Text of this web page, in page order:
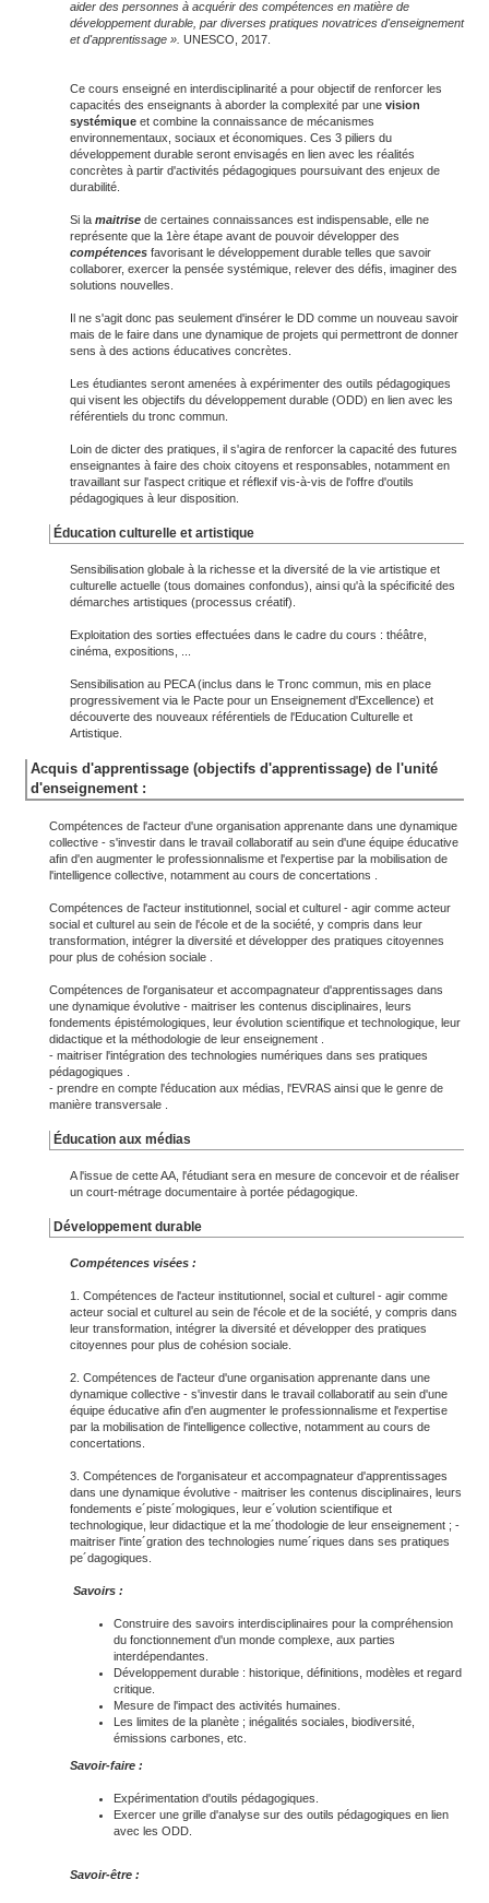
aider des personnes à acquérir des compétences en matière de
développement durable, par diverses pratiques novatrices d'enseignement
et d'apprentissage ». UNESCO, 2017.
Ce cours enseigné en interdisciplinarité a pour objectif de renforcer les
capacités des enseignants à aborder la complexité par une vision
systémique et combine la connaissance de mécanismes
environnementaux, sociaux et économiques. Ces 3 piliers du
développement durable seront envisagés en lien avec les réalités
concrètes à partir d'activités pédagogiques poursuivant des enjeux de
durabilité.
Si la maitrise de certaines connaissances est indispensable, elle ne
représente que la 1ère étape avant de pouvoir développer des
compétences favorisant le développement durable telles que savoir
collaborer, exercer la pensée systémique, relever des défis, imaginer des
solutions nouvelles.
Il ne s'agit donc pas seulement d'insérer le DD comme un nouveau savoir
mais de le faire dans une dynamique de projets qui permettront de donner
sens à des actions éducatives concrètes.
Les étudiantes seront amenées à expérimenter des outils pédagogiques
qui visent les objectifs du développement durable (ODD) en lien avec les
référentiels du tronc commun.
Loin de dicter des pratiques, il s'agira de renforcer la capacité des futures
enseignantes à faire des choix citoyens et responsables, notamment en
travaillant sur l'aspect critique et réflexif vis-à-vis de l'offre d'outils
pédagogiques à leur disposition.
Éducation culturelle et artistique
Sensibilisation globale à la richesse et la diversité de la vie artistique et
culturelle actuelle (tous domaines confondus), ainsi qu'à la spécificité des
démarches artistiques (processus créatif).
Exploitation des sorties effectuées dans le cadre du cours : théâtre,
cinéma, expositions, ...
Sensibilisation au PECA (inclus dans le Tronc commun, mis en place
progressivement via le Pacte pour un Enseignement d'Excellence) et
découverte des nouveaux référentiels de l'Education Culturelle et
Artistique.
Acquis d'apprentissage (objectifs d'apprentissage) de l'unité
d'enseignement :
Compétences de l'acteur d'une organisation apprenante dans une dynamique
collective - s'investir dans le travail collaboratif au sein d'une équipe éducative
afin d'en augmenter le professionnalisme et l'expertise par la mobilisation de
l'intelligence collective, notamment au cours de concertations .
Compétences de l'acteur institutionnel, social et culturel - agir comme acteur
social et culturel au sein de l'école et de la société, y compris dans leur
transformation, intégrer la diversité et développer des pratiques citoyennes
pour plus de cohésion sociale .
Compétences de l'organisateur et accompagnateur d'apprentissages dans
une dynamique évolutive - maitriser les contenus disciplinaires, leurs
fondements épistémologiques, leur évolution scientifique et technologique, leur
didactique et la méthodologie de leur enseignement .
- maitriser l'intégration des technologies numériques dans ses pratiques
pédagogiques .
- prendre en compte l'éducation aux médias, l'EVRAS ainsi que le genre de
manière transversale .
Éducation aux médias
A l'issue de cette AA, l'étudiant sera en mesure de concevoir et de réaliser
un court-métrage documentaire à portée pédagogique.
Développement durable
Compétences visées :
1. Compétences de l'acteur institutionnel, social et culturel - agir comme
acteur social et culturel au sein de l'école et de la société, y compris dans
leur transformation, intégrer la diversité et développer des pratiques
citoyennes pour plus de cohésion sociale.
2. Compétences de l'acteur d'une organisation apprenante dans une
dynamique collective - s'investir dans le travail collaboratif au sein d'une
équipe éducative afin d'en augmenter le professionnalisme et l'expertise
par la mobilisation de l'intelligence collective, notamment au cours de
concertations.
3. Compétences de l'organisateur et accompagnateur d'apprentissages
dans une dynamique évolutive - maitriser les contenus disciplinaires, leurs
fondements e´piste´mologiques, leur e´volution scientifique et
technologique, leur didactique et la me´thodologie de leur enseignement ; -
maitriser l'inte´gration des technologies nume´riques dans ses pratiques
pe´dagogiques.
Savoirs :
Construire des savoirs interdisciplinaires pour la compréhension
du fonctionnement d'un monde complexe, aux parties
interdépendantes.
Développement durable : historique, définitions, modèles et regard
critique.
Mesure de l'impact des activités humaines.
Les limites de la planète ; inégalités sociales, biodiversité,
émissions carbones, etc.
Savoir-faire :
Expérimentation d'outils pédagogiques.
Exercer une grille d'analyse sur des outils pédagogiques en lien
avec les ODD.
Savoir-être :